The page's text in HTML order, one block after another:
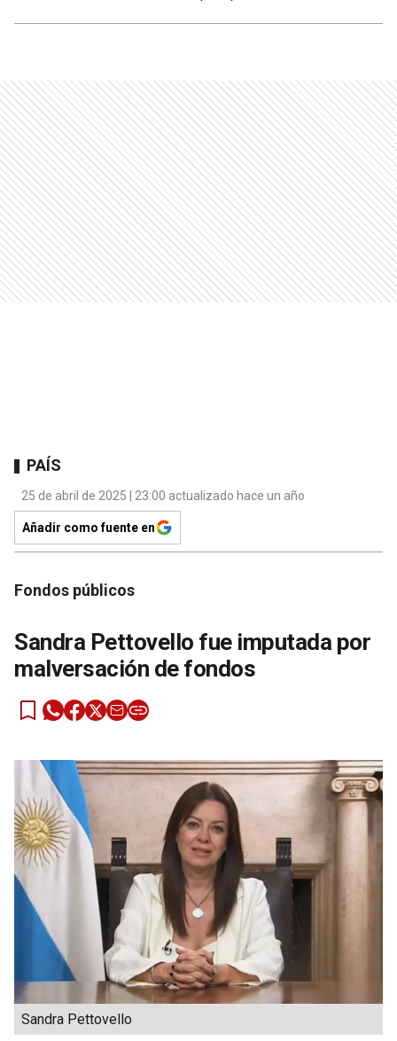
PAÍS
25 de abril de 2025 | 23:00 actualizado hace un año
Añadir como fuente en
Fondos públicos
Sandra Pettovello fue imputada por
malversación de fondos
Sandra Pettovello